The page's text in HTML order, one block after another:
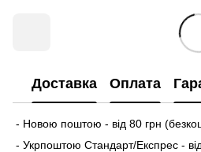
Доставка Оплата
- Новою поштою - від 80 грн
- Укрпоштою Стандарт/Експрес -